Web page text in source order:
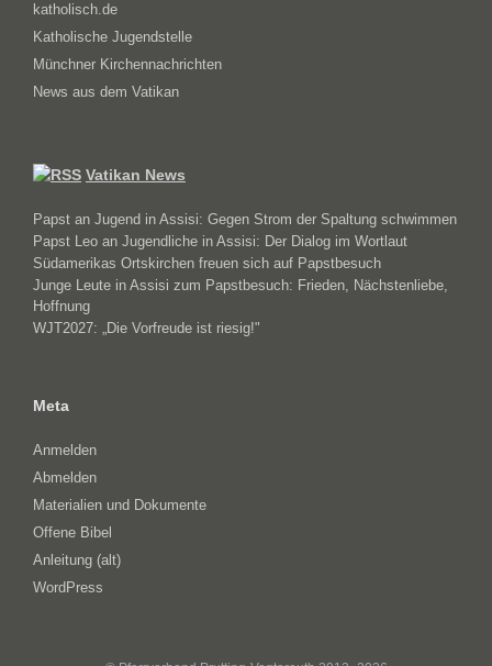
katholisch.de
Katholische Jugendstelle
Münchner Kirchennachrichten
News aus dem Vatikan
Vatikan News
Papst an Jugend in Assisi: Gegen Strom der Spaltung schwimmen
Papst Leo an Jugendliche in Assisi: Der Dialog im Wortlaut
Südamerikas Ortskirchen freuen sich auf Papstbesuch
Junge Leute in Assisi zum Papstbesuch: Frieden, Nächstenliebe,
Hoffnung
WJT2027: „Die Vorfreude ist riesig!"
Meta
Anmelden
Abmelden
Materialien und Dokumente
Offene Bibel
Anleitung (alt)
WordPress